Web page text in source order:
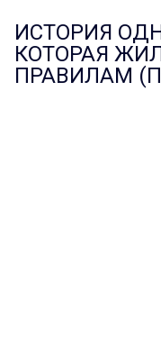
ИСТОРИЯ
КОТОРАЯ
ПРАВИЛАМ